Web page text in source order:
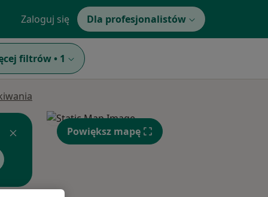
Zaloguj się Dla profesjonalistów
filtrów • 1
Powiększ mapę